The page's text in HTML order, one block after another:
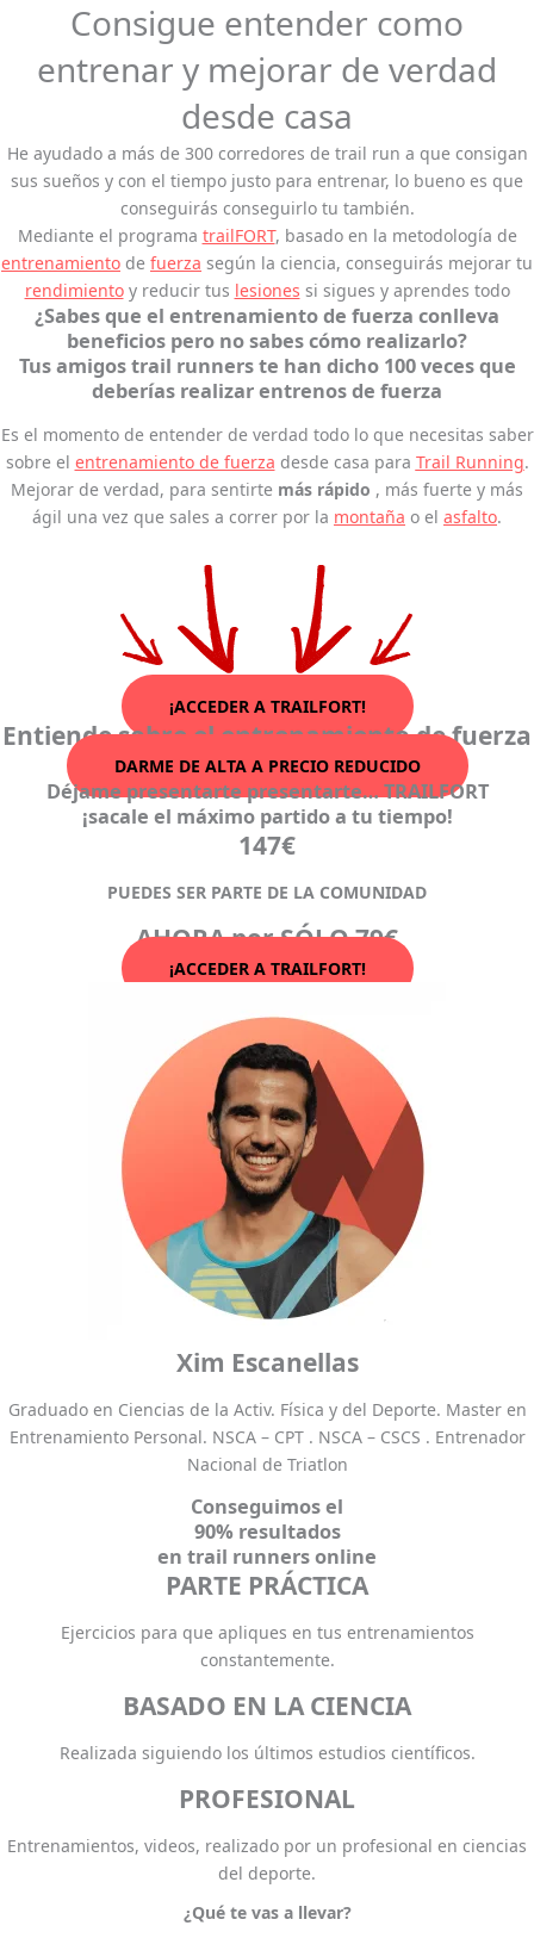
Consigue entender como
entrenar y mejorar de verdad
desde casa
He ayudado a más de 300 corredores de trail run a que consigan
sus sueños y con el tiempo justo para entrenar, lo bueno es que
conseguirás conseguirlo tu también.
Mediante el programa trailFORT, basado en la metodología de
entrenamiento de fuerza según la ciencia, conseguirás mejorar tu
rendimientoy reducir tus lesiones si sigues y aprendes todo
¿Sabes que el entrenamiento de fuerza conlleva
beneficios pero no sabes cómo realizarlo?
Tus amigos trail runners te han dicho 100 veces que
deberías realizar entrenos de fuerza
Es el momento de entender de verdad todo lo que necesitas saber
sobre el entrenamiento de fuerza desde casa para Trail Running.
Mejorar de verdad, para sentirte más rápido , más fuerte y más
ágil una vez que sales a correr por la montaña o el asfalto.
¡ACCEDER A TRAILFORT!
Entiende sobre el entrenamiento de fuerza
DARME DE ALTA A PRECIO REDUCIDO
Déjame presentarte presentarte… TRAILFORT
¡sacale el máximo partido a tu tiempo!
147€
PUEDES SER PARTE DE LA COMUNIDAD
AHORA por SÓLO 79€
¡ACCEDER A TRAILFORT!
Xim Escanellas
Graduado en Ciencias de la Activ. Física y del Deporte. Master en
Entrenamiento Personal. NSCA – CPT . NSCA – CSCS . Entrenador
Nacional de Triatlon
Conseguimos el
90% resultados
en trail runners online
PARTE PRÁCTICA
Ejercicios para que apliques en tus entrenamientos
constantemente.
BASADO EN LA CIENCIA
Realizada siguiendo los últimos estudios científicos.
PROFESIONAL
Entrenamientos, videos, realizado por un profesional en ciencias
del deporte.
¿Qué te vas a llevar?